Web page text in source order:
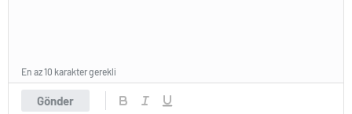
Gönder
En az 10 karakter gerekli